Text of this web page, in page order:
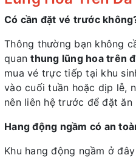
Có cần đặt vé trước
Thông thường bạn không
quanthung lũng hoa trên
mua vé trực tiếp tại khu
vào cuối tuần hoặc dịp lễ,
nên liên hệ trước để đặt
Hang động ngầm có an
Khu hang động ngầm ở